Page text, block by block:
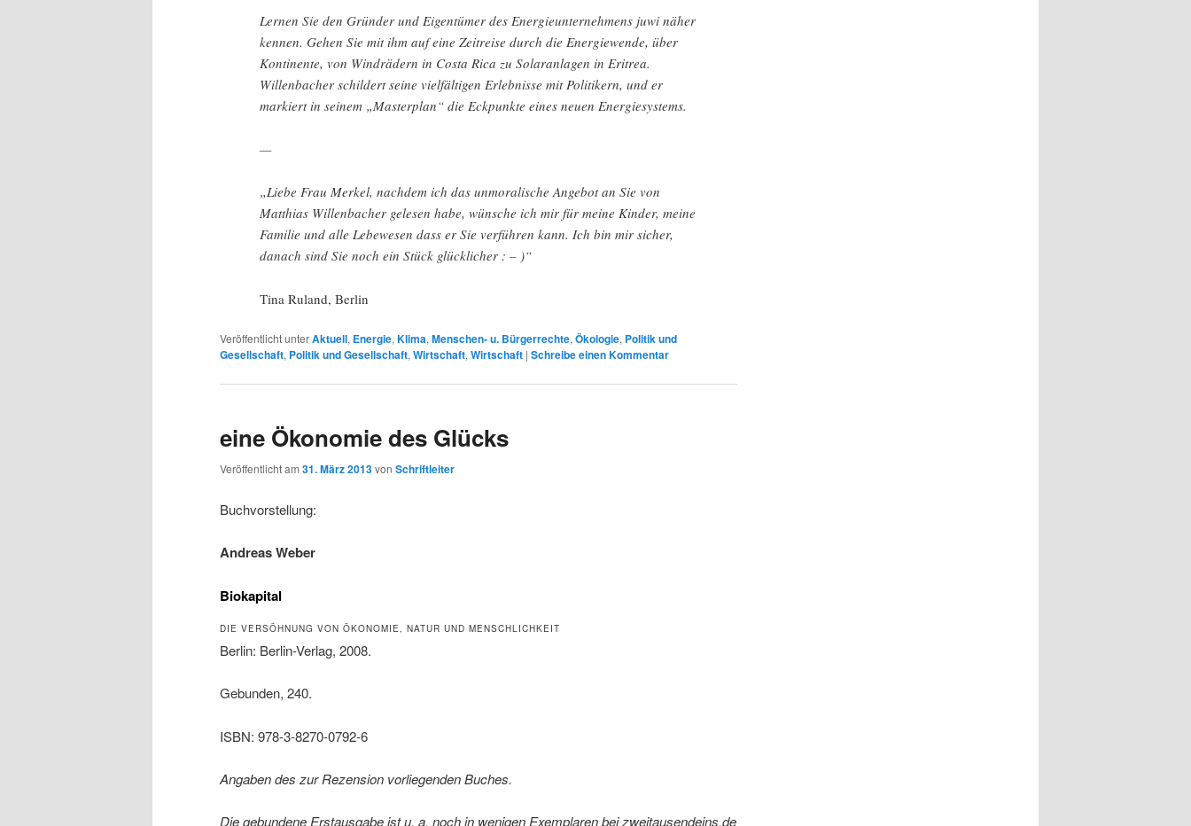
Lernen Sie den Gründer und Eigentümer des Energieunternehmens juwi näher
kennen. Gehen Sie mit ihm auf eine Zeitreise durch die Energiewende, über
Kontinente, von Windrädern in Costa Rica zu Solaranlagen in Eritrea.
Willenbacher schildert seine vielfältigen Erlebnisse mit Politikern, und er
markiert in seinem „Masterplan“ die Eckpunkte eines neuen Energiesystems.
—
„Liebe Frau Merkel, nachdem ich das unmoralische Angebot an Sie von
Matthias Willenbacher gelesen habe, wünsche ich mir für meine Kinder, meine
Familie und alle Lebewesen dass er Sie verführen kann. Ich bin mir sicher,
danach sind Sie noch ein Stück glücklicher : – )“
Tina Ruland, Berlin
Veröffentlicht unterAktuell, Energie, Klima, Menschen- u. Bürgerrechte, Ökologie, Politik und
Gesellschaft, Politik und Gesellschaft, Wirtschaft, Wirtschaft | Schreibe einen Kommentar
eine Ökonomie des Glücks
Veröffentlicht am 31. März 2013von Schriftleiter
Buchvorstellung:
Andreas Weber
Biokapital
DIE VERSÖHNUNG VON ÖKONOMIE, NATUR UND MENSCHLICHKEIT
Berlin: Berlin-Verlag, 2008.
Gebunden, 240.
ISBN: 978-3-8270-0792-6
Angaben des zur Rezension vorliegenden Buches.
Die gebundene Erstausgabe ist u. a. noch in wenigen Exemplaren bei zweitausendeins.de